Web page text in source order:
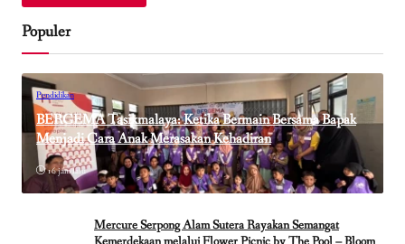
Populer
Pendidikan
BERGEMA Tasikmalaya: Ketika Bermain Bersama Bapak
Menjadi Cara Anak Merasakan Kehadiran
16 jam lalu
Mercure Serpong Alam Sutera Rayakan Semangat